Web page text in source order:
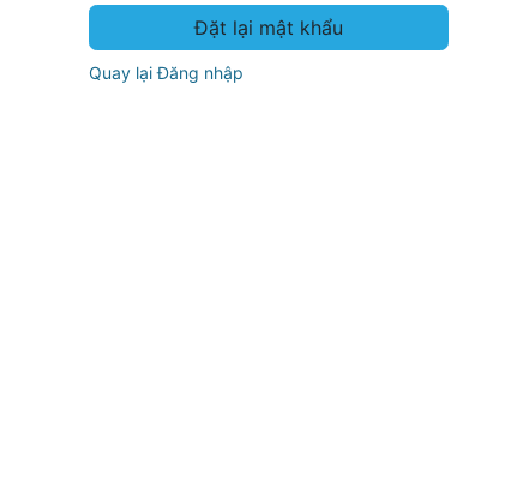
Đặt lại mật khẩu
Quay lại Đăng nhập